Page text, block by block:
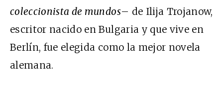
coleccionista de mundos– de Ilija Trojanow,
escritor nacido en Bulgaria y que vive en
Berlín, fue elegida como la mejor novela
alemana.